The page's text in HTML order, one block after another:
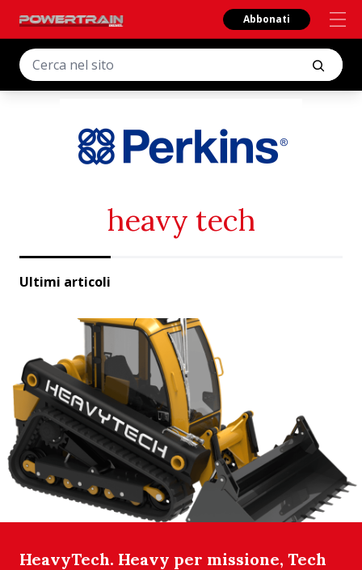
Abbonati
heavy tech
Ultimi articoli
HeavyTech. Heavy per missione, Tech